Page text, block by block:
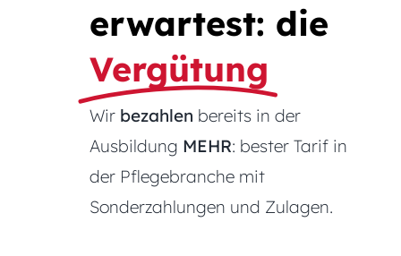
erwartest: die
Vergütung
Wir bezahlen bereits in der
Ausbildung MEHR: bester Tarif in
der Pflegebranche mit
Sonderzahlungen und Zulagen.